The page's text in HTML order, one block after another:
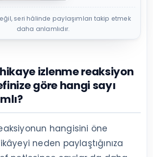
seri hâlinde paylaşımları takip etmek
daha anlamlıdır.
izlenme reaksiyon
göre hangi sayı
hangisini öne
neden paylaştığınıza